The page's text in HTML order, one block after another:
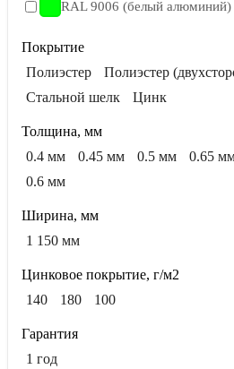
RAL 9006 (белый алюминий)
Покрытие
Полиэстер
Полиэстер
Стальной шелк
Цинк
Толщина, мм
0.4 мм
0.45 мм 0.5 мм 0.65
0.6 мм
Ширина, мм
1 150 мм
Цинковое покрытие, г/м2
140
180 100
Гарантия
1 год